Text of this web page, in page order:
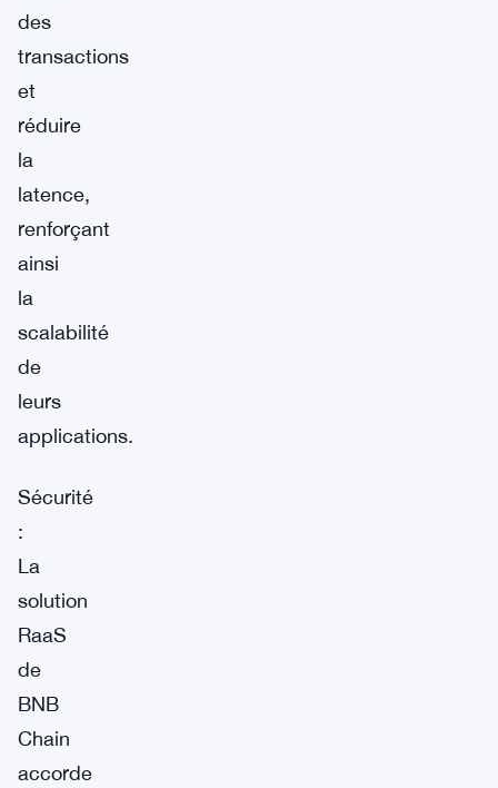
des
transactions
et
réduire
la
latence,
renforçant
ainsi
la
scalabilité
de
leurs
applications.
Sécurité
:
La
solution
RaaS
de
BNB
Chain
accorde